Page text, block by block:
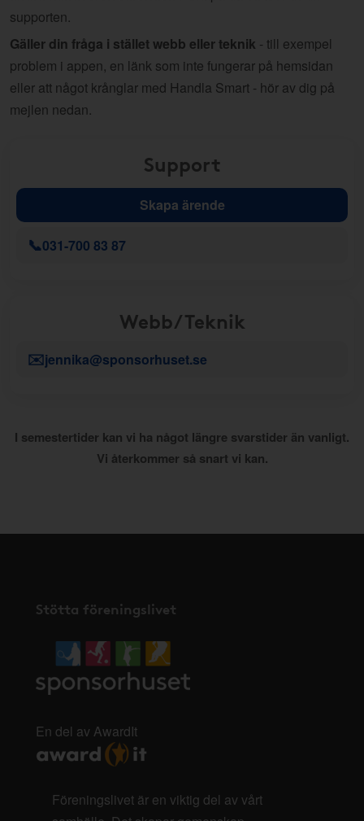
supporten.
Gäller din fråga i stället webb eller teknik - till exempel
problem i appen, en länk som inte fungerar på hemsidan
eller att något krånglar med Handla Smart - hör av dig på
mejlen nedan.
Support
Skapa ärende
📞031-700 83 87
Webb/Teknik
✉️jennika@sponsorhuset.se
I semestertider kan vi ha något längre svarstider än vanligt.
Vi återkommer så snart vi kan.
Stötta föreningslivet
En del av AwardIt
Föreningslivet är en viktig del av vårt